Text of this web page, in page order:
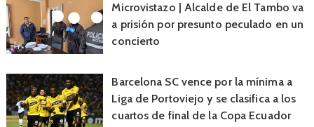
Microvistazo | Alcalde de El Tambo va
a prisión por presunto peculado en un
concierto
Barcelona SC vence por la mínima a
Liga de Portoviejo y se clasifica a los
cuartos de final de la Copa Ecuador